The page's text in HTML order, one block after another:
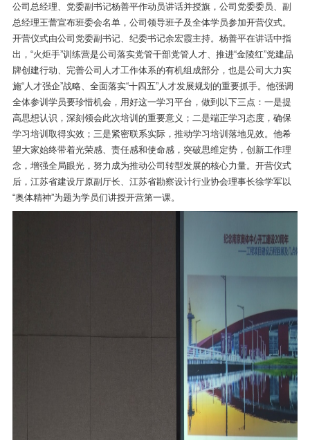
公司总经理、党委副书记杨善平作动员讲话并授旗，公司党委委员、副
总经理王蕾宣布班委会名单，公司领导班子及全体学员参加开营仪式。
开营仪式由公司党委副书记、纪委书记余宏霞主持。杨善平在讲话中指
出，“火炬手”训练营是公司落实党管干部党管人才、推进“金陵红”党建品
牌创建行动、完善公司人才工作体系的有机组成部分，也是公司大力实
施“人才强企”战略、全面落实“十四五”人才发展规划的重要抓手。他强调
全体参训学员要珍惜机会，用好这一学习平台，做到以下三点：一是提
高思想认识，深刻领会此次培训的重要意义；二是端正学习态度，确保
学习培训取得实效；三是紧密联系实际，推动学习培训落地见效。他希
望大家始终带着光荣感、责任感和使命感，突破思维定势，创新工作理
念，增强全局眼光，努力成为推动公司转型发展的核心力量。开营仪式
后，江苏省建设厅原副厅长、江苏省勘察设计行业协会理事长徐学军以
“奥体精神”为题为学员们讲授开营第一课。